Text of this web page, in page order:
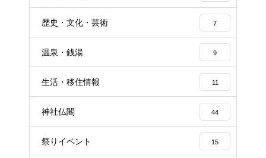
歴史・文化・芸術 7
温泉・銭湯 9
生活・移住情報 11
神社仏閣 44
祭りイベント 15